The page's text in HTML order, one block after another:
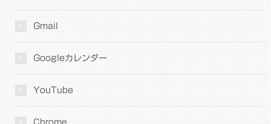
Gmail
Googleカレンダー
YouTube
Chrome